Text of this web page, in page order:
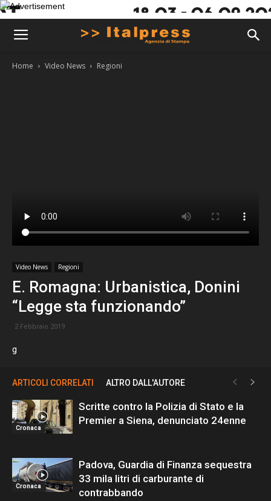
Home Video News Regioni
Video News Regioni
E. Romagna: Urbanistica, Donini
“Legge sta funzionando”
2 Febbraio 2019
g
ARTICOLI CORRELATI ALTRO DALL'AUTORE
Cronaca
Scritte contro la Polizia di Stato e la
Premier a Siena, denunciato 24enne
Cronaca
Padova, Guardia di Finanza sequestra
33 mila litri di carburante di
contrabbando